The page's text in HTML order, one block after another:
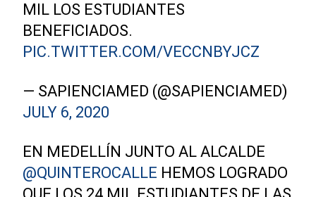
MIL LOS ESTUDIANTES
BENEFICIADOS.
PIC.TWITTER.COM/VECCNBYJCZ
— SAPIENCIAMED (@SAPIENCIAMED)
JULY 6, 2020
EN MEDELLÍN JUNTO AL ALCALDE
@QUINTEROCALLE HEMOS LOGRADO